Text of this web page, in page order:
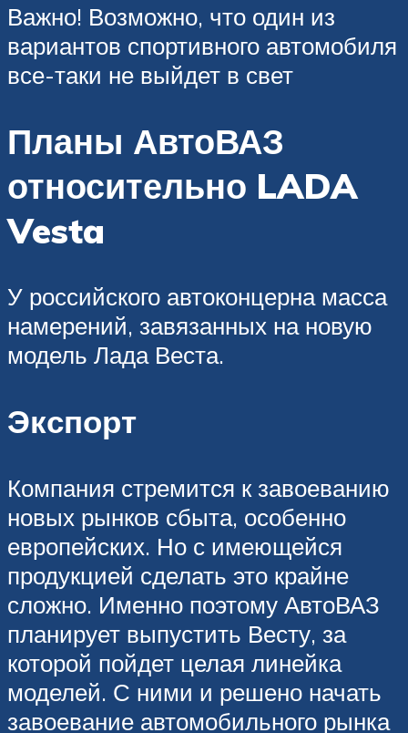
Важно! Возможно, что один из
вариантов спортивного автомобиля
все-таки не выйдет в свет
Планы АвтоВАЗ
относительно LADA
Vesta
У российского автоконцерна масса
намерений, завязанных на новую
модель Лада Веста.
Экспорт
Компания стремится к завоеванию
новых рынков сбыта, особенно
европейских. Но с имеющейся
продукцией сделать это крайне
сложно. Именно поэтому АвтоВАЗ
планирует выпустить Весту, за
которой пойдет целая линейка
моделей. С ними и решено начать
завоевание автомобильного рынка